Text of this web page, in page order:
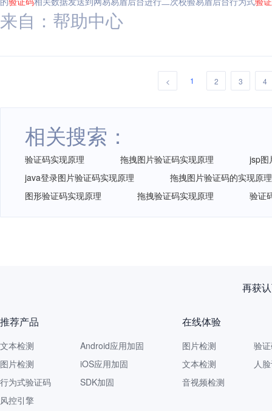
来自：帮助中心
< 1 2 3 4
相关搜索：
验证码实现原理 拖拽图片验证码实现原理
jsp图
java登录图片验证码实现原理
拖拽图片验证码的实现原理
图形验证码实现原理
拖拽验证码实现原理 验证
网易智企重磅发
推荐产品
文本检测
图片检测
行为式验证码
风控引擎
Android应用加固
iOS应用加固
SDK加固
在线体验
图片检测
文本检测
音视频检测
验
人